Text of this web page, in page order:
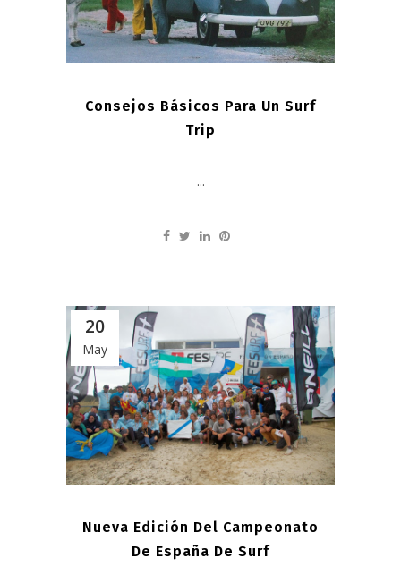
Consejos Básicos Para Un Surf
Trip
...
20
May
Nueva Edición Del Campeonato
De España De Surf